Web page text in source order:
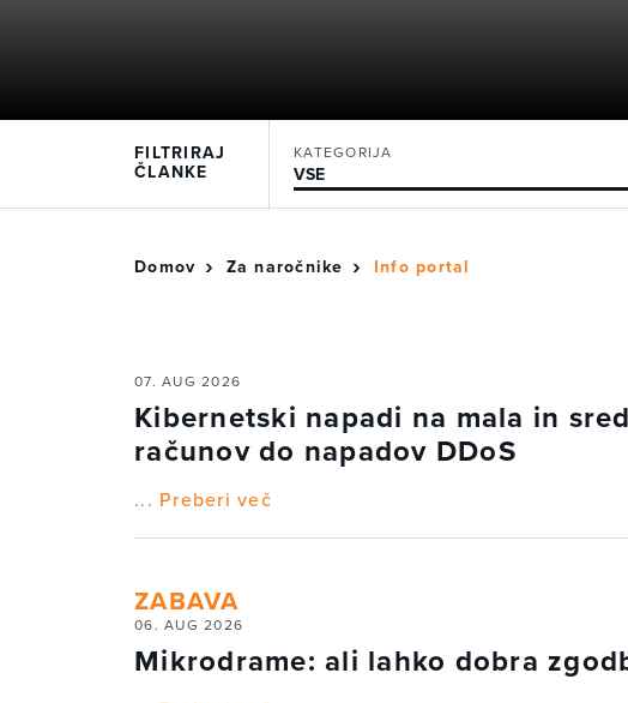
FILTRIRAJ
ČLANKE
KATEGORIJA
Domov Za naročnike Info portal
07. AUG 2026
Kibernetski napadi na mala in
računov do napadov DDoS
... Preberi več
ZABAVA
06. AUG 2026
Mikrodrame: ali lahko dobra